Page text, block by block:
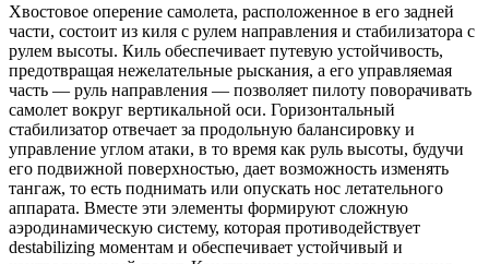
Хвостовое оперение самолета, расположенное в его задней
части, состоит из киля с рулем направления и стабилизатора с
рулем высоты. Киль обеспечивает путевую устойчивость,
предотвращая нежелательные рыскания, а его управляемая
часть — руль направления — позволяет пилоту поворачивать
самолет вокруг вертикальной оси. Горизонтальный
стабилизатор отвечает за продольную балансировку и
управление углом атаки, в то время как руль высоты, будучи
его подвижной поверхностью, дает возможность изменять
тангаж, то есть поднимать или опускать нос летательного
аппарата. Вместе эти элементы формируют сложную
аэродинамическую систему, которая противодействует
destabilizing моментам и обеспечивает устойчивый и